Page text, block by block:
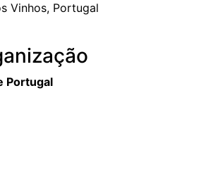
Vinhos, Portugal
Portugal